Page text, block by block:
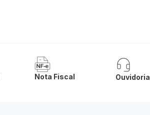
Nota Fiscal Ouvidoria